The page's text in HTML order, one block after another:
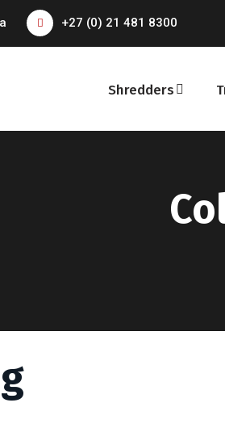
+27 (0) 21 481 8300
Shredders